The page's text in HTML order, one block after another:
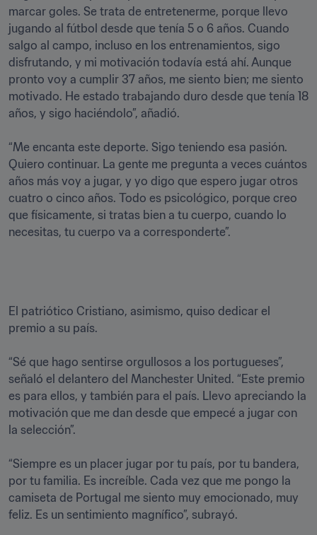
marcar goles. Se trata de entretenerme, porque llevo
jugando al fútbol desde que tenía 5 o 6 años. Cuando
salgo al campo, incluso en los entrenamientos, sigo
disfrutando, y mi motivación todavía está ahí. Aunque
pronto voy a cumplir 37 años, me siento bien; me siento
motivado. He estado trabajando duro desde que tenía 18
años, y sigo haciéndolo”, añadió.
“Me encanta este deporte. Sigo teniendo esa pasión.
Quiero continuar. La gente me pregunta a veces cuántos
años más voy a jugar, y yo digo que espero jugar otros
cuatro o cinco años. Todo es psicológico, porque creo
que físicamente, si tratas bien a tu cuerpo, cuando lo
necesitas, tu cuerpo va a corresponderte”.
El patriótico Cristiano, asimismo, quiso dedicar el
premio a su país.
“Sé que hago sentirse orgullosos a los portugueses”,
señaló el delantero del Manchester United. “Este premio
es para ellos, y también para el país. Llevo apreciando la
motivación que me dan desde que empecé a jugar con
la selección”.
“Siempre es un placer jugar por tu país, por tu bandera,
por tu familia. Es increíble. Cada vez que me pongo la
camiseta de Portugal me siento muy emocionado, muy
feliz. Es un sentimiento magnífico”, subrayó.